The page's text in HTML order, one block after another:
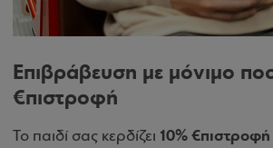
Επιβράβευση με μόνιμο
€πιστροφή
Το παιδί σας κερδίζει 10% €πιστροφή